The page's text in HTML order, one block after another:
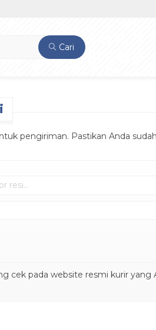
Cari
pengiriman. Pastikan Anda
cek pada website resmi kurir yang